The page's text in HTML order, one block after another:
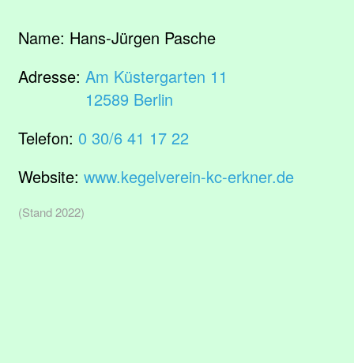
Name: Hans-Jürgen Pasche
Adresse: Am Küstergarten 11
12589 Berlin
Telefon: 0 30/6 41 17 22
Website: www.kegelverein-kc-erkner.de
(Stand 2022)